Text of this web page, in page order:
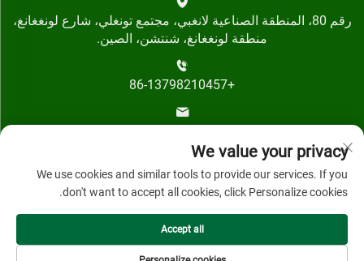
رقم 80، المنطقة الصناعية لانغبي، مجتمع تونغلي، شارع لونغغانغ،
منطقة لونغغانغ، شنتشن، الصين.
+86-13798210457
المحدودة.
We value your privacy
We use cookies and similar tools to provide our services. If you
don't want to accept all cookies, click Personalize cookies.
Accept all